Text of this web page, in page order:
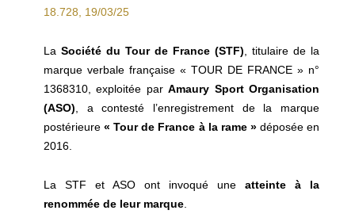
18.728, 19/03/25
La Société du Tour de France (STF) , titulaire de la
marque verbale française « TOUR DE FRANCE » n°
1368310, exploitée parAmaury Sport Organisation
(ASO) , a contesté l’enregistrement de la marque
postérieure« Tour de France à la rame »déposée en
2016.
La STF et ASO ont invoqué une atteinte à la
renommée de leur marque